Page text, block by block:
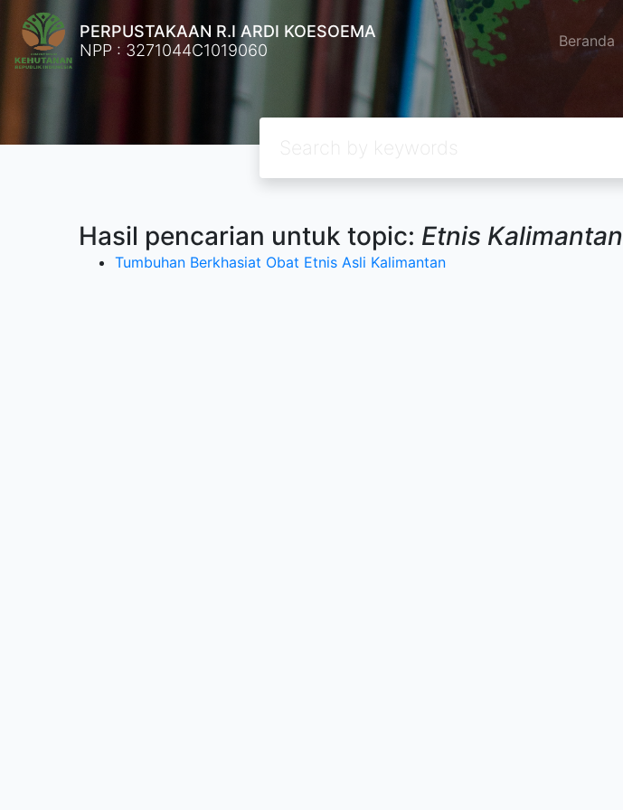
PERPUSTAKAAN R.I ARDI KOESOEMA
NPP : 3271044C1019060
Beranda
Hasil pencarian untuk topic: Etnis Kalimantan
Tumbuhan Berkhasiat Obat Etnis Asli Kalimantan